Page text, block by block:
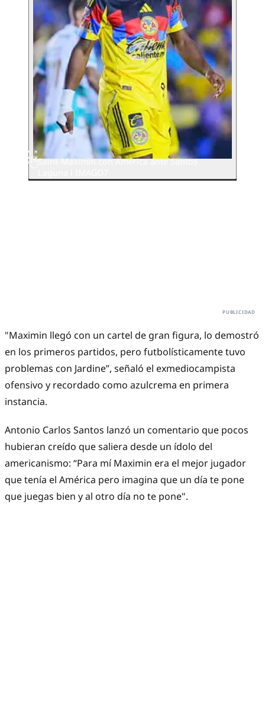
Saint-Maximin con América ante Santos
"Maximin llegó con un cartel de gran figura, lo demostró
en los primeros partidos, pero futbolísticamente tuvo
problemas con Jardine”, señaló el exmediocampista
ofensivo y recordado como azulcrema en primera
instancia.
Antonio Carlos Santos lanzó un comentario que pocos
hubieran creído que saliera desde un ídolo del
americanismo: “Para mí Maximin era el mejor jugador
que tenía el América pero imagina que un día te pone
que juegas bien y al otro día no te pone".